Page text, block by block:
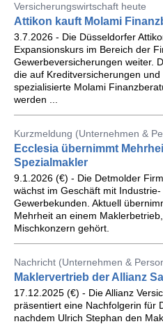
Versicherungswirtschaft heute
Attikon kauft Molami
3.7.2026 - Die Düsseldorfer
Expansionskurs im Bereich der
Gewerbeversicherungen weiter.
die auf Kreditversicherungen
spezialisierte Molami
werden ...
Kurzmeldung (Unternehmen &
Ecclesia übernimmt
Spezialmakler
9.1.2026 (€) - Die Detmolder
wächst im Geschäft mit Industrie-
Gewerbekunden. Aktuell
Mehrheit an einem
Mischkonzern gehört.
Nachricht (Unternehmen &
Maklervertrieb der Allianz
17.12.2025 (€) - Die Allianz
präsentiert eine Nachfolgerin für
nachdem Ulrich Stephan den